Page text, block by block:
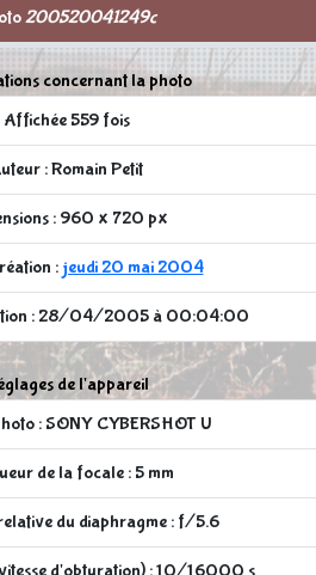
200520041249c
concernant la photo
Affichée 559 fois
: Romain Petit
: 960 x 720 px
: jeudi 20 mai 2004
: 28/04/2005 à 00:04:00
de l'appareil
: SONY CYBERSHOT U
de la focale : 5 mm
du diaphragme : f/5.6
d'obturation) : 10/16000 s